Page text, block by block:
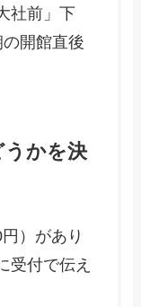
社前」下
開館直後
うかを決
）があり
受付で伝え